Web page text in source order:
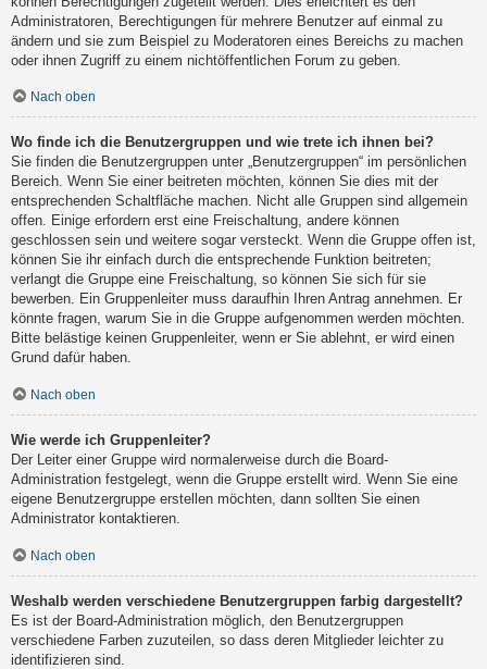
Administratoren, Berechtigungen für mehrere Benutzer auf einmal zu
ändern und sie zum Beispiel zu Moderatoren eines Bereichs zu machen
oder ihnen Zugriff zu einem nichtöffentlichen Forum zu geben.
Nach oben
Wo finde ich die Benutzergruppen und wie trete ich ihnen bei?
Sie finden die Benutzergruppen unter „Benutzergruppen“ im persönlichen
Bereich. Wenn Sie einer beitreten möchten, können Sie dies mit der
entsprechenden Schaltfläche machen. Nicht alle Gruppen sind allgemein
offen. Einige erfordern erst eine Freischaltung, andere können
geschlossen sein und weitere sogar versteckt. Wenn die Gruppe offen ist,
können Sie ihr einfach durch die entsprechende Funktion beitreten;
verlangt die Gruppe eine Freischaltung, so können Sie sich für sie
bewerben. Ein Gruppenleiter muss daraufhin Ihren Antrag annehmen. Er
könnte fragen, warum Sie in die Gruppe aufgenommen werden möchten.
Bitte belästige keinen Gruppenleiter, wenn er Sie ablehnt, er wird einen
Grund dafür haben.
Nach oben
Wie werde ich Gruppenleiter?
Der Leiter einer Gruppe wird normalerweise durch die Board-
Administration festgelegt, wenn die Gruppe erstellt wird. Wenn Sie eine
eigene Benutzergruppe erstellen möchten, dann sollten Sie einen
Administrator kontaktieren.
Nach oben
Weshalb werden verschiedene Benutzergruppen farbig dargestellt?
Es ist der Board-Administration möglich, den Benutzergruppen
verschiedene Farben zuzuteilen, so dass deren Mitglieder leichter zu
identifizieren sind.